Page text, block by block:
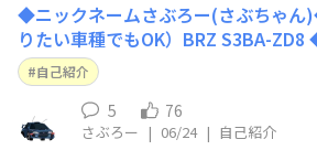
◆ニックネームさぶろー(さぶちゃん
りたい車種でもOK）BRZ S3BA-
をどうぞ！初めまして！さぶろーです
て最近スバルに辿り着きましたまだ車
ですが、ファーストカーはBRZを希
下の感じで絵描
自己紹介
5 76
さぶろー | 06/24 | 自己紹介